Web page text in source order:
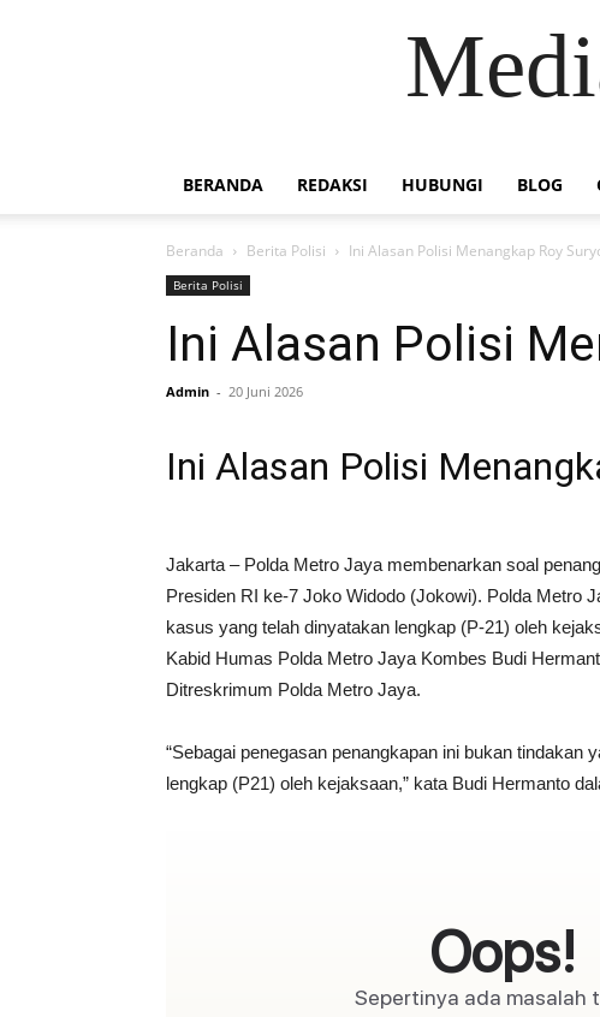
BERANDA REDAKSI HUBUNGI BLOG
Beranda Berita Polisi Ini Alasan Polisi Menangkap Roy
Berita Polisi
Ini Alasan Polisi
Admin - 20 Juni 2026
Ini Alasan Polisi
Jakarta – Polda Metro Jaya membenarkan soal
Presiden RI ke-7 Joko Widodo (Jokowi). Polda Metro
kasus yang telah dinyatakan lengkap (P-21) oleh
Kabid Humas Polda Metro Jaya Kombes Budi
Ditreskrimum Polda Metro Jaya.
“Sebagai penegasan penangkapan ini bukan
lengkap (P21) oleh kejaksaan,” kata Budi Hermanto